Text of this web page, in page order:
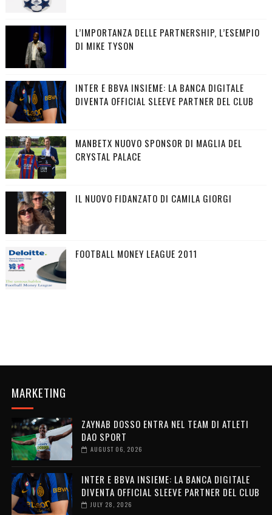
L’IMPORTANZA DELLE PARTNERSHIP, L’ESEMPIO
DI MIKE TYSON
INTER E BBVA INSIEME: LA BANCA DIGITALE
DIVENTA OFFICIAL SLEEVE PARTNER DEL CLUB
MANBETX NUOVO SPONSOR DI MAGLIA DEL
CRYSTAL PALACE
IL NUOVO FIDANZATO DI CAMILA GIORGI
FOOTBALL MONEY LEAGUE 2011
MARKETING
ZAYNAB DOSSO ENTRA NEL TEAM DI ATLETI
DAO SPORT
AUGUST 06, 2026
INTER E BBVA INSIEME: LA BANCA DIGITALE
DIVENTA OFFICIAL SLEEVE PARTNER DEL CLUB
JULY 28, 2026